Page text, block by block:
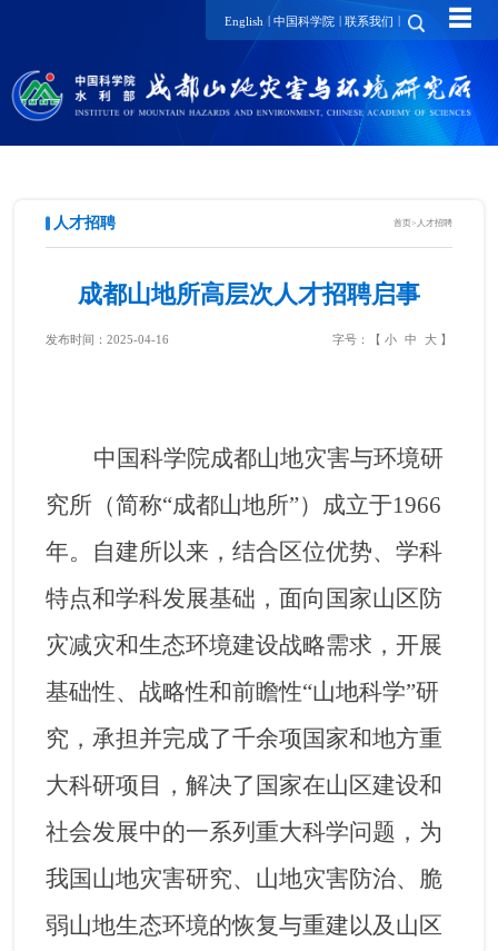
English | 中国科学院 | 联系我们 | ☰
人才招聘 首页> 人才招聘
成都山地所高层次人才招聘启事
发布时间：2025-04-16 字号：【 小 中 大】
中国科学院成都山地灾害与环境研
究所（简称“成都山地所”）成立于1966
年。自建所以来，结合区位优势、学科
特点和学科发展基础，面向国家山区防
灾减灾和生态环境建设战略需求，开展
基础性、战略性和前瞻性“山地科学”研
究，承担并完成了千余项国家和地方重
大科研项目，解决了国家在山区建设和
社会发展中的一系列重大科学问题，为
我国山地灾害研究、山地灾害防治、脆
弱山地生态环境的恢复与重建以及山区